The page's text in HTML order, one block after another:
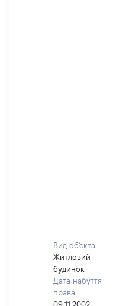
Вид об'єкта:
Житловий
будинок
Дата набуття
права:
09.11.2002